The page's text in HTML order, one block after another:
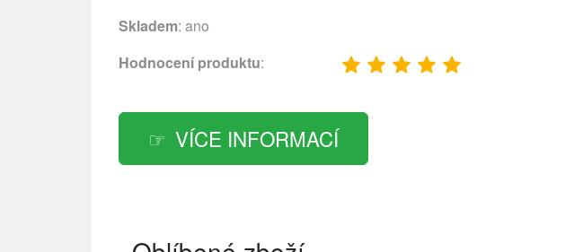
Skladem: ano
Hodnocení produktu:
VÍCE INFORMACÍ